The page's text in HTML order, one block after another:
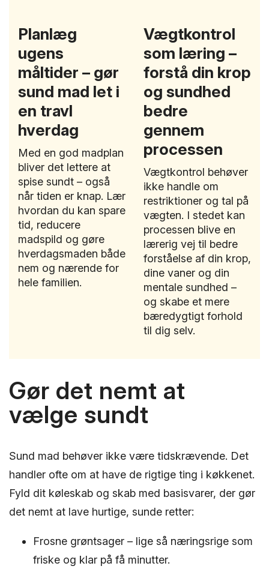
Planlæg
ugens
måltider – gør
sund mad let i
en travl
hverdag
Med en god madplan
bliver det lettere at
spise sundt – også
når tiden er knap. Lær
hvordan du kan spare
tid, reducere
madspild og gøre
hverdagsmaden både
nem og nærende for
hele familien.
Vægtkontrol
som læring –
forstå din krop
og sundhed
bedre
gennem
processen
Vægtkontrol behøver
ikke handle om
restriktioner og tal på
vægten. I stedet kan
processen blive en
lærerig vej til bedre
forståelse af din krop,
dine vaner og din
mentale sundhed –
og skabe et mere
bæredygtigt forhold
til dig selv.
Gør det nemt at
vælge sundt
Sund mad behøver ikke være tidskrævende. Det
handler ofte om at have de rigtige ting i køkkenet.
Fyld dit køleskab og skab med basisvarer, der gør
det nemt at lave hurtige, sunde retter:
Frosne grøntsager – lige så næringsrige som
friske og klar på få minutter.